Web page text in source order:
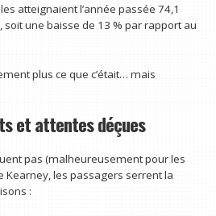
atteignaient l’année passée 74,1
une baisse de 13 % par rapport au
plus ce que c’était… mais
et attentes déçues
pas (malheureusement pour les
Kearney, les passagers serrent la
: